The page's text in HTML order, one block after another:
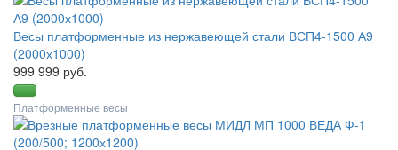
Весы платформенные из нержавеющей стали ВСП4-1500 А9
(2000х1000)
999 999 руб.
Платформенные весы